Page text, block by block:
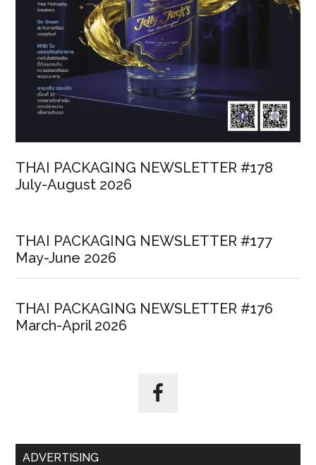
THAI PACKAGING NEWSLETTER #178
July-August 2026
THAI PACKAGING NEWSLETTER #177
May-June 2026
THAI PACKAGING NEWSLETTER #176
March-April 2026
ADVERTISING